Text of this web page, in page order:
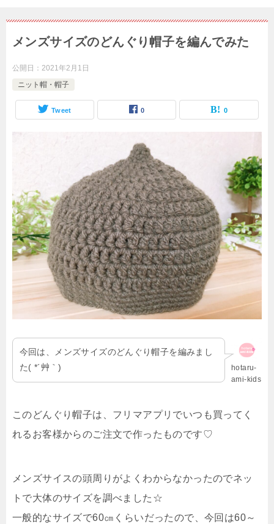
メンズサイズのどんぐり帽子を編んでみた
公開日： 2021年2月1日
ニット帽・帽子
Tweet 0 0
hotaru-
ami-kids
今回は、メンズサイズのどんぐり帽子を編みまし
た( *´艸｀)
このどんぐり帽子は、フリマアプリでいつも買ってく
れるお客様からのご注文で作ったものです♡
メンズサイスの頭周りがよくわからなかったのでネッ
トで大体のサイズを調べました☆
一般的なサイズで60㎝くらいだったので、今回は60～